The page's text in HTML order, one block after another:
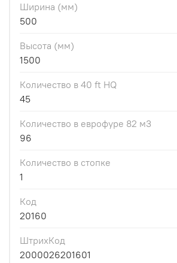
Ширина (мм)
500
Высота (мм)
1500
Количество в 40 ft HQ
45
Количество в еврофуре 82 м3
96
Количество в стопке
1
Код
20160
ШтрихКод
2000026201601